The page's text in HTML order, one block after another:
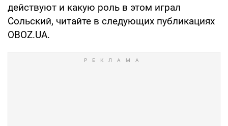
действуют и какую роль в этом играл
Сольский, читайте в следующих публикациях
OBOZ.UA.